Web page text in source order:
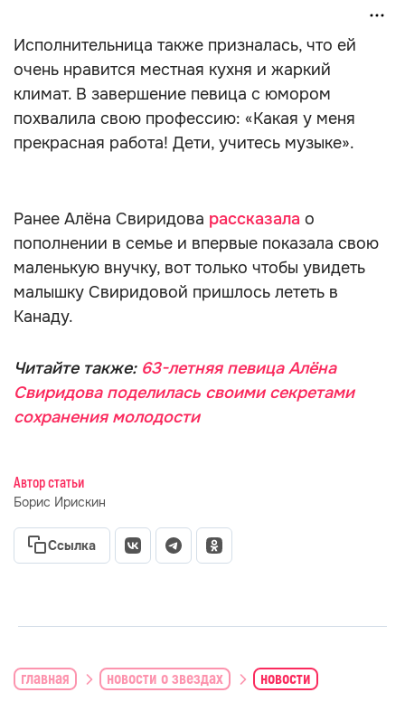
Исполнительница также призналась, что ей
очень нравится местная кухня и жаркий
климат. В завершение певица с юмором
похвалила свою профессию: «Какая у меня
прекрасная работа! Дети, учитесь музыке».
Ранее Алёна Свиридова рассказала о
пополнении в семье и впервые показала свою
маленькую внучку, вот только чтобы увидеть
малышку Свиридовой пришлось лететь в
Канаду.
Читайте также: 63-летняя певица Алёна
Свиридова поделилась своими секретами
сохранения молодости
Автор статьи
Борис Ирискин
Ссылка
главная новости о звездах новости